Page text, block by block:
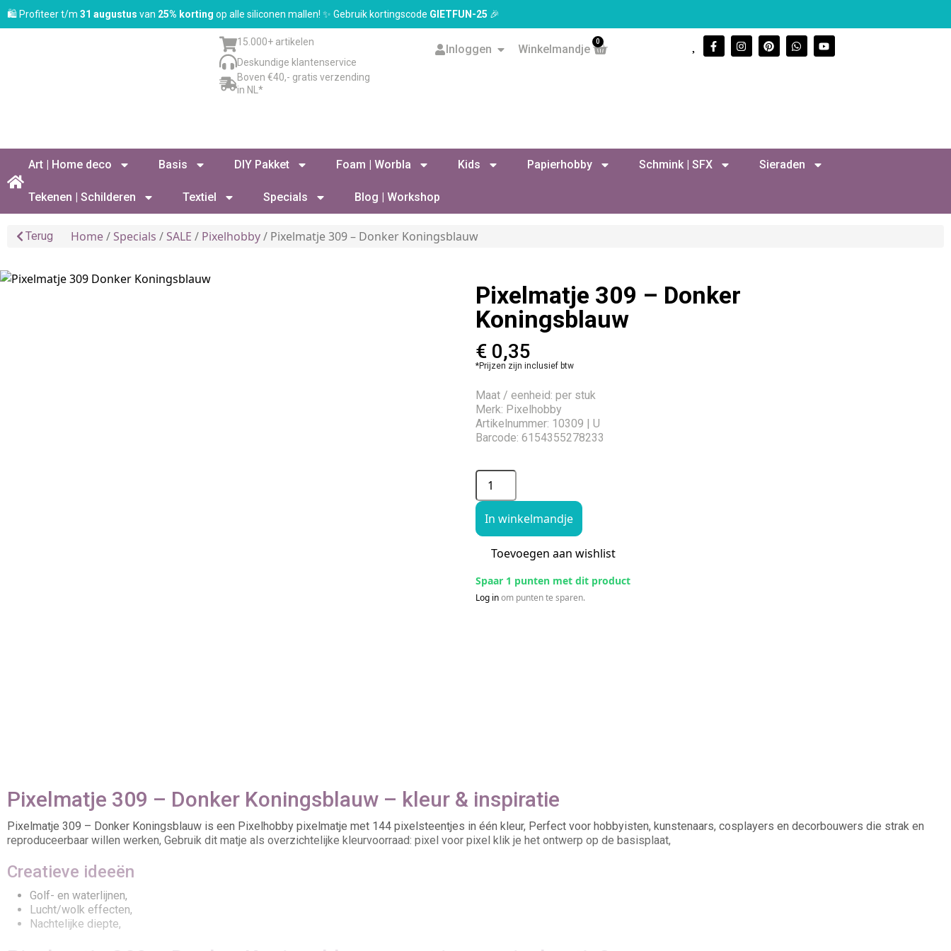
🛍️ Profiteer t/m 31 augustus van 25% korting op alle siliconen mallen! ✨ Gebruik kortingscode GIETFUN-25 🎉
15.000+ artikelen
Deskundige klantenservice
Boven €40,- gratis verzending
in NL*
Inloggen Winkelmandje
0
Art | Home deco Basis DIY Pakket Foam | Worbla Kids Papierhobby Schmink | SFX Sieraden
Tekenen | Schilderen Textiel Specials Blog | Workshop
Terug Home/Specials /SALE / Pixelhobby/ Pixelmatje 309 – Donker Koningsblauw
Pixelmatje 309 – Donker
Koningsblauw
€ 0,35
*Prijzen zijn inclusief btw
Maat / eenheid: per stuk
Merk: Pixelhobby
Artikelnummer: 10309 | U
Barcode: 6154355278233
In winkelmandje
Toevoegen aan wishlist
Spaar 1 punten met dit product
Log inom punten te sparen.
Pixelmatje 309 – Donker Koningsblauw – kleur & inspiratie
Pixelmatje 309 – Donker Koningsblauw is een Pixelhobby pixelmatje met 144 pixelsteentjes in één kleur, Perfect voor hobbyisten, kunstenaars, cosplayers en decorbouwers die strak en
reproduceerbaar willen werken, Gebruik dit matje als overzichtelijke kleurvoorraad: pixel voor pixel klik je het ontwerp op de basisplaat,
Creatieve ideeën
Golf- en waterlijnen,
Lucht/wolk effecten,
Nachtelijke diepte,